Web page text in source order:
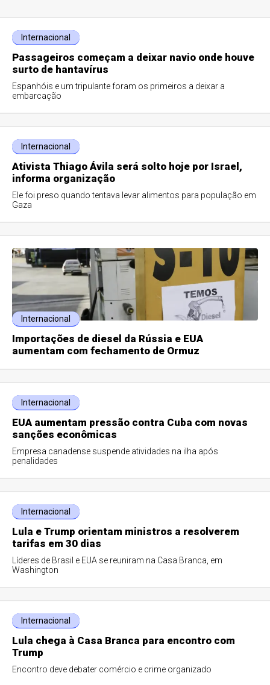
Internacional
Passageiros começam a deixar navio onde houve
surto de hantavírus
Espanhóis e um tripulante foram os primeiros a deixar a
embarcação
Internacional
Ativista Thiago Ávila será solto hoje por Israel,
informa organização
Ele foi preso quando tentava levar alimentos para população em
Gaza
Internacional
Importações de diesel da Rússia e EUA
aumentam com fechamento de Ormuz
Internacional
EUA aumentam pressão contra Cuba com novas
sanções econômicas
Empresa canadense suspende atividades na ilha após
penalidades
Internacional
Lula e Trump orientam ministros a resolverem
tarifas em 30 dias
Líderes de Brasil e EUA se reuniram na Casa Branca, em
Washington
Internacional
Lula chega à Casa Branca para encontro com
Trump
Encontro deve debater comércio e crime organizado